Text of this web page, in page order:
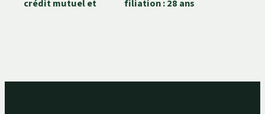
crédit mutuel et
filiation : 28 ans